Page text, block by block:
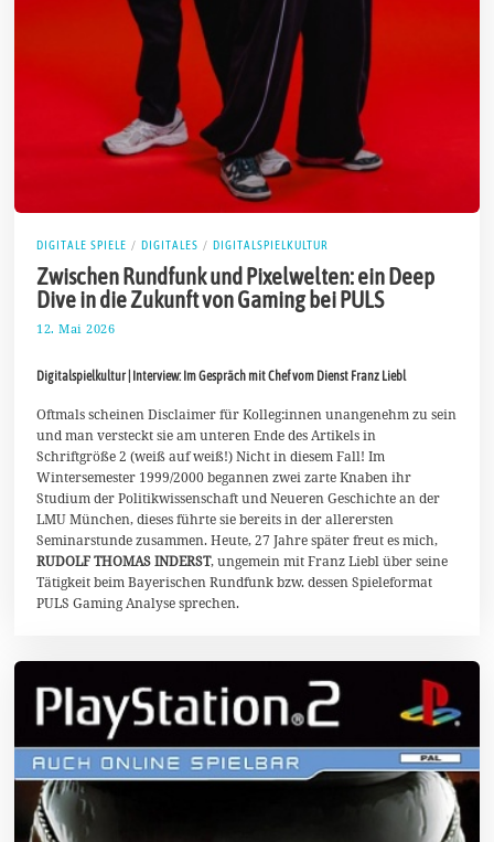
DIGITALE SPIELE / DIGITALES / DIGITALSPIELKULTUR
Zwischen Rundfunk und Pixelwelten: ein Deep
Dive in die Zukunft von Gaming bei PULS
12. Mai 2026
M
i
0
2
6
Digitalspielkultur | Interview: Im Gespräch mit Chef vom Dienst Franz Liebl
Oftmals scheinen Disclaimer für Kolleg:innen unangenehm zu sein
und man versteckt sie am unteren Ende des Artikels in
Schriftgröße 2 (weiß auf weiß!) Nicht in diesem Fall! Im
Wintersemester 1999/2000 begannen zwei zarte Knaben ihr
Studium der Politikwissenschaft und Neueren Geschichte an der
LMU München, dieses führte sie bereits in der allerersten
Seminarstunde zusammen. Heute, 27 Jahre später freut es mich,
RUDOLF THOMAS INDERST, ungemein mit Franz Liebl über seine
Tätigkeit beim Bayerischen Rundfunk bzw. dessen Spieleformat
PULS Gaming Analyse sprechen.